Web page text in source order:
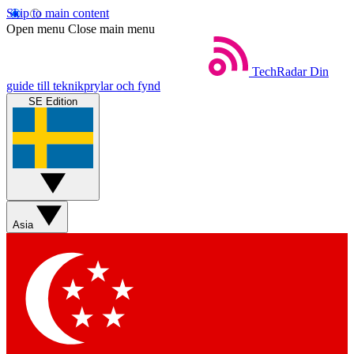
Skip to main content
Open menu Close main menu
TechRadar Din
guide till teknikprylar och fynd
SE Edition
Asia